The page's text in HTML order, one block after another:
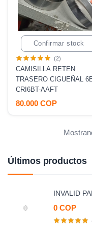
Últimos productos
INVALID
0 COP
Confirmar stock
(2)
CAMISILLA RETEN
TRASERO CIGUEÑAL
CRI6BT-AAFT
80.000 COP